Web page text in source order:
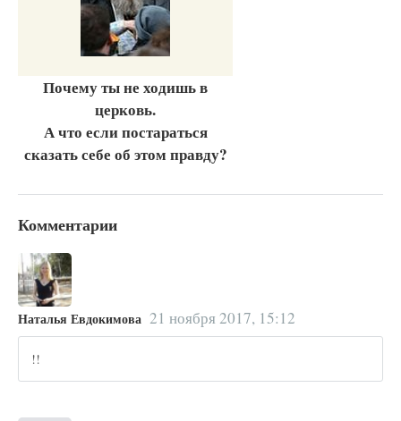
Почему ты не ходишь в
церковь.
А что если постараться
сказать себе об этом правду?
Комментарии
Наталья Евдокимова 21 ноября 2017, 15:12
!!